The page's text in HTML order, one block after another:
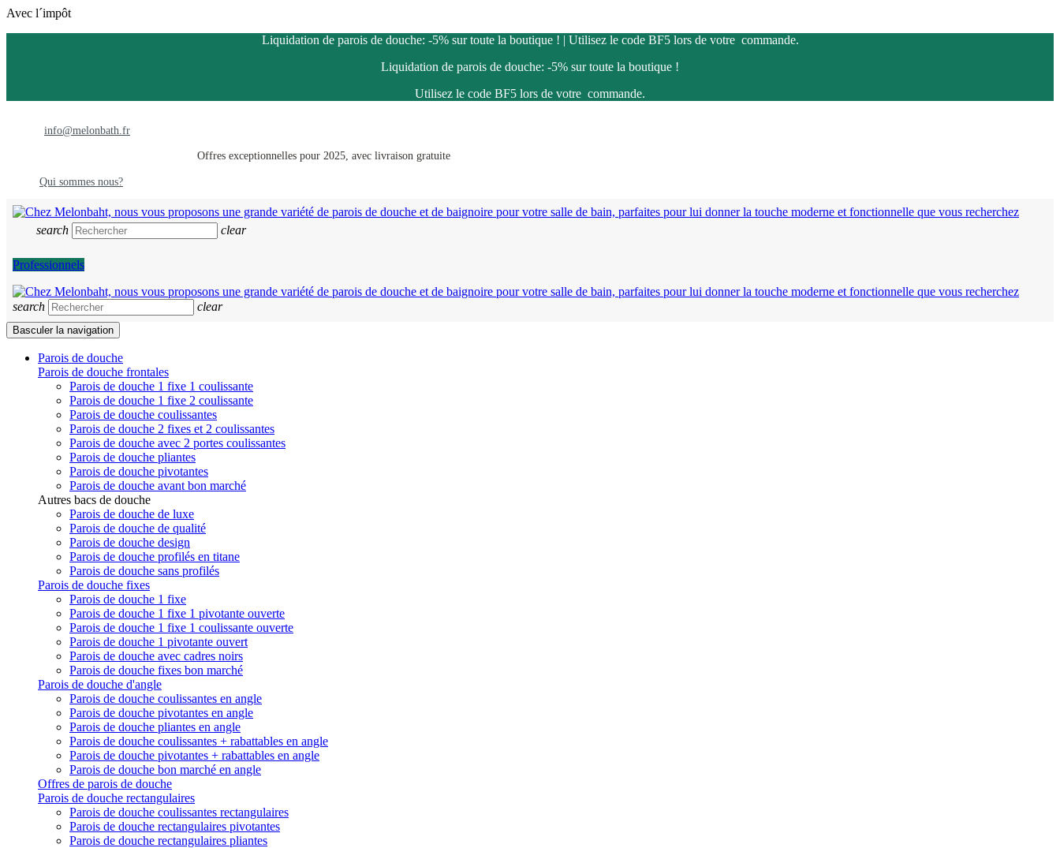
Avec l´impôt
Liquidation de parois de douche: -5% sur toute la boutique ! | Utilisez le code BF5 lors de votre commande.
Liquidation de parois de douche: -5% sur toute la boutique !
Utilisez le code BF5 lors de votre commande.
info@melonbath.fr
Offres exceptionnelles pour 2025, avec livraison gratuite
Qui sommes nous?
search clear
Professionnels
search clear
Basculer la navigation
Parois de douche
Parois de douche frontales
Parois de douche 1 fixe 1 coulissante
Parois de douche 1 fixe 2 coulissante
Parois de douche coulissantes
Parois de douche 2 fixes et 2 coulissantes
Parois de douche avec 2 portes coulissantes
Parois de douche pliantes
Parois de douche pivotantes
Parois de douche avant bon marché
Autres bacs de douche
Parois de douche de luxe
Parois de douche de qualité
Parois de douche design
Parois de douche profilés en titane
Parois de douche sans profilés
Parois de douche fixes
Parois de douche 1 fixe
Parois de douche 1 fixe 1 pivotante ouverte
Parois de douche 1 fixe 1 coulissante ouverte
Parois de douche 1 pivotante ouvert
Parois de douche avec cadres noirs
Parois de douche fixes bon marché
Parois de douche d'angle
Parois de douche coulissantes en angle
Parois de douche pivotantes en angle
Parois de douche pliantes en angle
Parois de douche coulissantes + rabattables en angle
Parois de douche pivotantes + rabattables en angle
Parois de douche bon marché en angle
Offres de parois de douche
Parois de douche rectangulaires
Parois de douche coulissantes rectangulaires
Parois de douche rectangulaires pivotantes
Parois de douche rectangulaires pliantes